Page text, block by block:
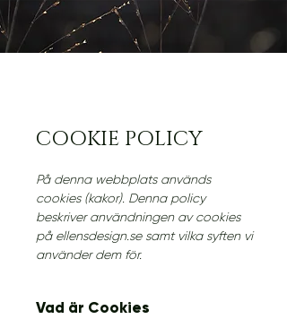
COOKIE POLICY
På denna webbplats används
cookies (kakor). Denna policy
beskriver användningen av cookies
på ellensdesign.se samt vilka syften vi
använder dem för.
Vad är Cookies